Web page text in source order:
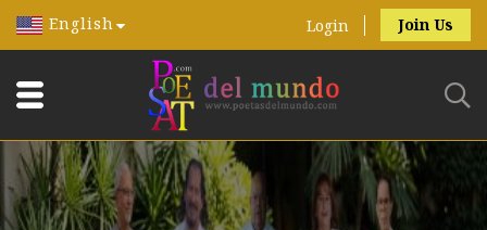
English Login Join Us